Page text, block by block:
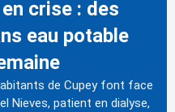
crise : des
eau potable
de Cupey font face
Nieves, patient en dialyse,